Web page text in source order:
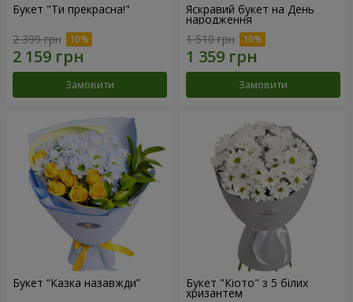
Букет "Ти прекрасна!"
2 399 грн
Замовити
Яскравий букет на День
народження
1 510 грн
Замовити
Букет “Казка назавжди” Букет "Кіото" з 5 білих
хризантем